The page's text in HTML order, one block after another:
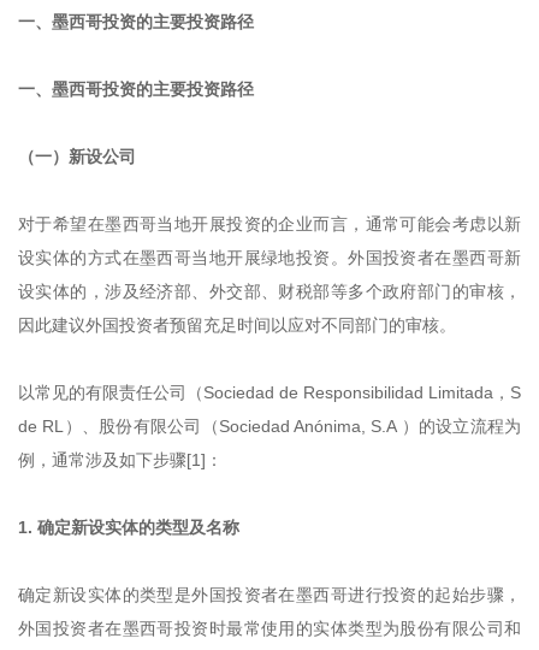
一、墨西哥投资的主要投资路径
一、墨西哥投资的主要投资路径
（一）新设公司
对于希望在墨西哥当地开展投资的企业而言，通常可能会考虑以新
设实体的方式在墨西哥当地开展绿地投资。外国投资者在墨西哥新
设实体的，涉及经济部、外交部、财税部等多个政府部门的审核，
因此建议外国投资者预留充足时间以应对不同部门的审核。
以常见的有限责任公司（Sociedad de Responsibilidad Limitada，S
de RL）、股份有限公司（Sociedad Anónima, S.A ）的设立流程为
例，通常涉及如下步骤[1]：
1. 确定新设实体的类型及名称
确定新设实体的类型是外国投资者在墨西哥进行投资的起始步骤，
外国投资者在墨西哥投资时最常使用的实体类型为股份有限公司和